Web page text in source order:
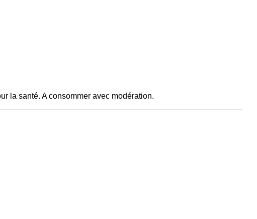
la santé. A consommer avec modération.